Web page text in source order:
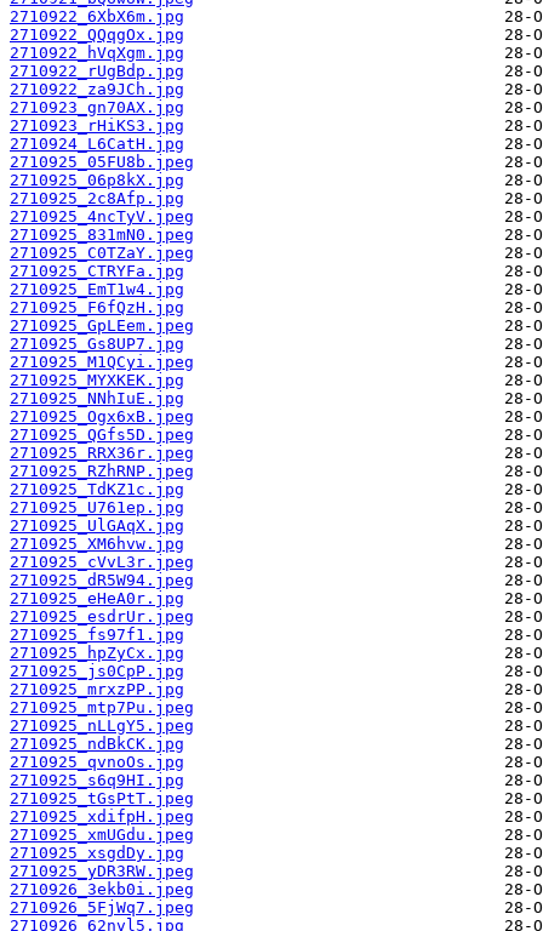
2710922_6XbX6m.jpg
2710922_QQqgOx.jpg
2710922_hVqXgm.jpg
2710922_rUgBdp.jpg
2710922_za9JCh.jpg
2710923_gn70AX.jpg
2710923_rHiKS3.jpg
2710924_L6CatH.jpg
2710925_05FU8b.jpeg
2710925_06p8kX.jpg
2710925_2c8Afp.jpg
2710925_4ncTyV.jpeg
2710925_831mN0.jpeg
2710925_C0TZaY.jpeg
2710925_CTRYFa.jpg
2710925_EmT1w4.jpg
2710925_F6fQzH.jpg
2710925_GpLEem.jpeg
2710925_Gs8UP7.jpg
2710925_M1QCyi.jpeg
2710925_MYXKEK.jpg
2710925_NNhIuE.jpg
2710925_Ogx6xB.jpeg
2710925_QGfs5D.jpeg
2710925_RRX36r.jpeg
2710925_RZhRNP.jpeg
2710925_TdKZ1c.jpg
2710925_U761ep.jpg
2710925_UlGAqX.jpg
2710925_XM6hvw.jpg
2710925_cVvL3r.jpeg
2710925_dR5W94.jpeg
2710925_eHeA0r.jpg
2710925_esdrUr.jpeg
2710925_fs97f1.jpg
2710925_hpZyCx.jpg
2710925_js0CpP.jpg
2710925_mrxzPP.jpg
2710925_mtp7Pu.jpeg
2710925_nLLgY5.jpeg
2710925_ndBkCK.jpg
2710925_qvnoOs.jpg
2710925_s6q9HI.jpg
2710925_tGsPtT.jpeg
2710925_xdifpH.jpeg
2710925_xmUGdu.jpeg
2710925_xsgdDy.jpg
2710925_yDR3RW.jpeg
2710926_3ekb0i.jpeg
2710926_5FjWq7.jpeg
2710926_62nvl5.jpg